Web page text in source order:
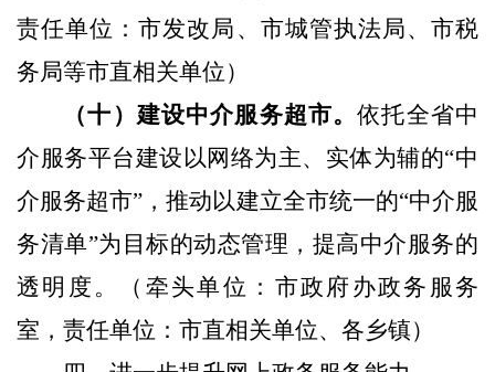
责任单位：市发改局、市城管执法局、市税
务局等市直相关单位）
（十）建设中介服务超市。依托全省中
介服务平台建设以网络为主、实体为辅的“中
介服务超市”，推动以建立全市统一的“中介服
务清单”为目标的动态管理，提高中介服务的
透明度。
（牵头单位：市政府办政务服务
室，责任单位：市直相关单位、各乡镇）